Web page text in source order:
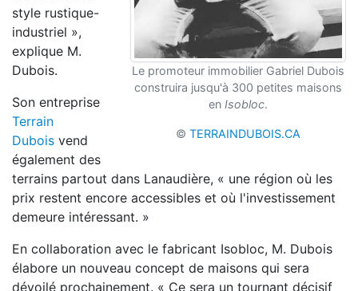
Le promoteur immobilier Gabriel Dubois
construira jusqu'à 300 petites maisons
en Isobloc.
© TERRAINDUBOIS.CA
style rustique-
industriel »,
explique M.
Dubois.
Son entreprise
Terrain
Dubois vend
également des
terrains partout dans Lanaudière, « une région où les
prix restent encore accessibles et où l'investissement
demeure intéressant. »
En collaboration avec le fabricant Isobloc, M. Dubois
élabore un nouveau concept de maisons qui sera
dévoilé prochainement. « Ce sera un tournant décisif